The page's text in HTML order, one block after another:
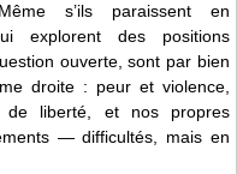
s’ils paraissent en
explorent des positions
ouverte, sont par bien
droite : peur et violence,
de liberté, et nos propres
— difficultés, mais en